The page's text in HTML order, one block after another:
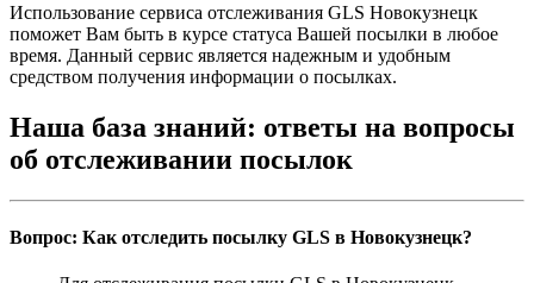
Использование сервиса отслеживания GLS Новокузнецк
поможет Вам быть в курсе статуса Вашей посылки в любое
время. Данный сервис является надежным и удобным
средством получения информации о посылках.
Наша база знаний: ответы на вопросы
об отслеживании посылок
Вопрос: Как отследить посылку GLS в Новокузнецк?